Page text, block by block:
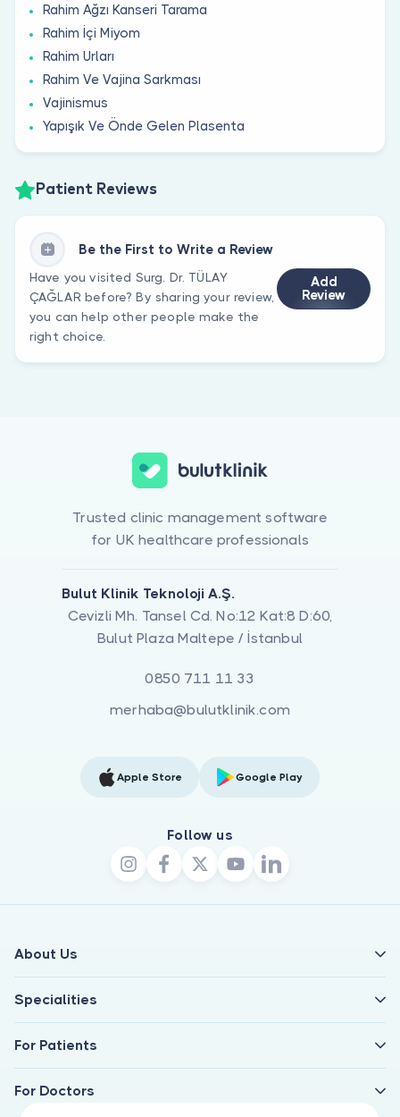
Rahim Ağzı Kanseri Tarama
Rahim İçi Miyom
Rahim Urları
Rahim Ve Vajina Sarkması
Vajinismus
Yapışık Ve Önde Gelen Plasenta
Patient Reviews
Be the First to Write a Review
Have you visited Surg. Dr. TÜLAY
ÇAĞLAR before? By sharing your review,
you can help other people make the
right choice.
Add
Review
Trusted clinic management software
for UK healthcare professionals
Bulut Klinik Teknoloji A.Ş.
Cevizli Mh. Tansel Cd. No:12 Kat:8 D:60,
Bulut Plaza Maltepe / İstanbul
0850 711 11 33
merhaba@bulutklinik.com
Apple Store Google Play
Follow us
About Us
Specialities
For Patients
For Doctors